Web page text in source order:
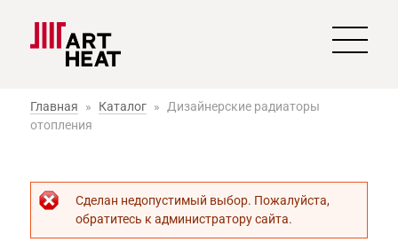
Главная » Каталог »
Дизайнерские радиаторы
отопления
Сообщение об ошибке
Сделан недопустимый выбор. Пожалуйста,
обратитесь к администратору сайта.